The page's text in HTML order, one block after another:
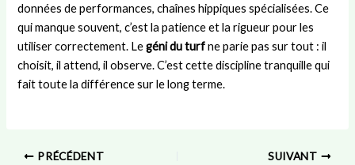
données de performances, chaînes hippiques spécialisées. Ce
qui manque souvent, c’est la patience et la rigueur pour les
utiliser correctement. Legéni du turfne parie pas sur tout : il
choisit, il attend, il observe. C’est cette discipline tranquille qui
fait toute la différence sur le long terme.
PRÉCÉDENT SUIVANT